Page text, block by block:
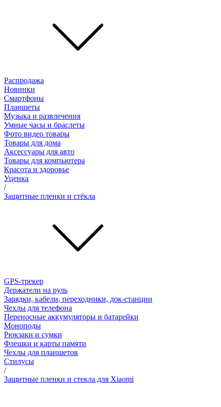
Распродажа
Новинки
Смартфоны
Планшеты
Музыка и развлечения
Умные часы и браслеты
Фото видео товары
Товары для дома
Аксессуары для авто
Товары для компьютера
Красота и здоровье
Уценка
/
Защитные пленки и стёкла
GPS-трекер
Держатели на руль
Зарядки, кабели, переходники, док-станции
Чехлы для телефона
Переносные аккумуляторы и батарейки
Моноподы
Рюкзаки и сумки
Флешки и карты памяти
Чехлы для планшетов
Стилусы
/
Защитные пленки и стекла для Xiaomi